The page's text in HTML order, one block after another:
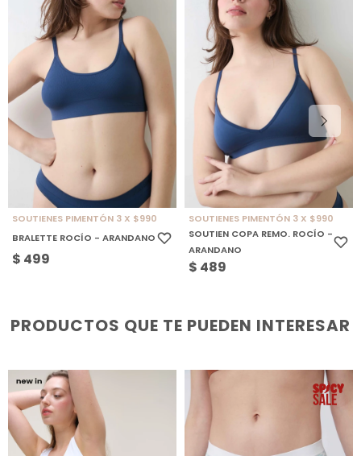
SOUTIENES PIMENTÓN 3 X $990
BRALETTE ROCÍO - ARANDANO
$ 499
SOUTIENES PIMENTÓN 3 X $990
SOUTIEN COPA REMO. ROCÍO -
ARANDANO
$ 489
PRODUCTOS QUE TE PUEDEN INTERESAR